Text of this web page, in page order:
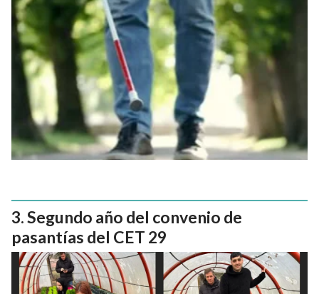
Segundo año del convenio de
pasantías del CET 29